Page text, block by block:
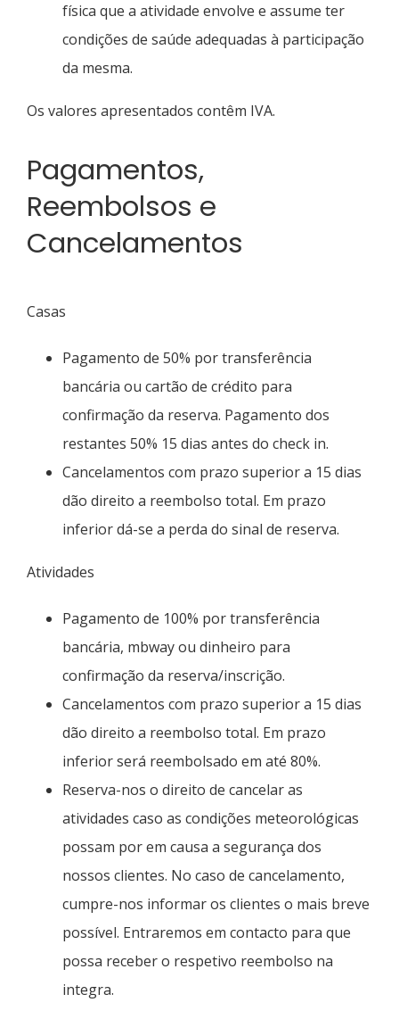
física que a atividade envolve e assume ter
condições de saúde adequadas à participação
da mesma.
Os valores apresentados contêm IVA.
Pagamentos,
Reembolsos e
Cancelamentos
Casas
Pagamento de 50% por transferência
bancária ou cartão de crédito para
confirmação da reserva. Pagamento dos
restantes 50% 15 dias antes do check in.
Cancelamentos com prazo superior a 15 dias
dão direito a reembolso total. Em prazo
inferior dá-se a perda do sinal de reserva.
Atividades
Pagamento de 100% por transferência
bancária, mbway ou dinheiro para
confirmação da reserva/inscrição.
Cancelamentos com prazo superior a 15 dias
dão direito a reembolso total. Em prazo
inferior será reembolsado em até 80%.
Reserva-nos o direito de cancelar as
atividades caso as condições meteorológicas
possam por em causa a segurança dos
nossos clientes. No caso de cancelamento,
cumpre-nos informar os clientes o mais breve
possível. Entraremos em contacto para que
possa receber o respetivo reembolso na
integra.